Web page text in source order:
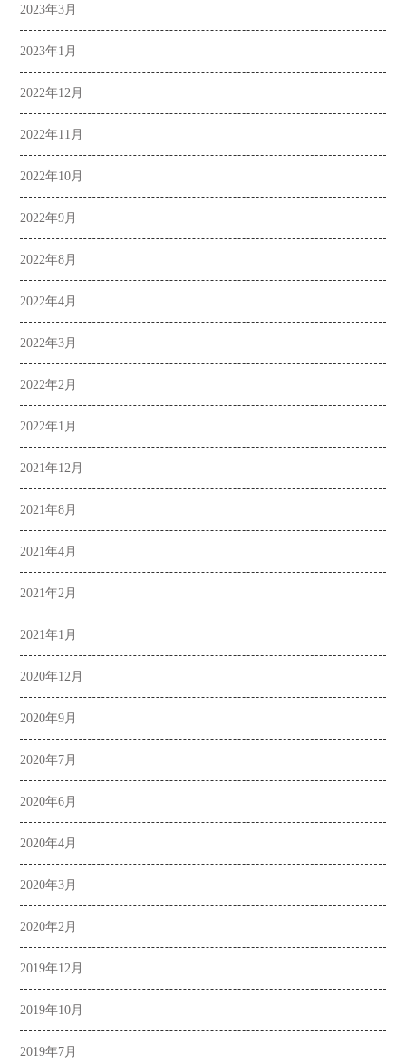
2023年3月
2023年1月
2022年12月
2022年11月
2022年10月
2022年9月
2022年8月
2022年4月
2022年3月
2022年2月
2022年1月
2021年12月
2021年8月
2021年4月
2021年2月
2021年1月
2020年12月
2020年9月
2020年7月
2020年6月
2020年4月
2020年3月
2020年2月
2019年12月
2019年10月
2019年7月